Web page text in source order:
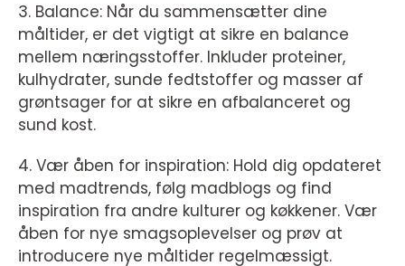
3. Balance: Når du sammensætter dine
måltider, er det vigtigt at sikre en balance
mellem næringsstoffer. Inkluder proteiner,
kulhydrater, sunde fedtstoffer og masser af
grøntsager for at sikre en afbalanceret og
sund kost.
4. Vær åben for inspiration: Hold dig opdateret
med madtrends, følg madblogs og find
inspiration fra andre kulturer og køkkener. Vær
åben for nye smagsoplevelser og prøv at
introducere nye måltider regelmæssigt.